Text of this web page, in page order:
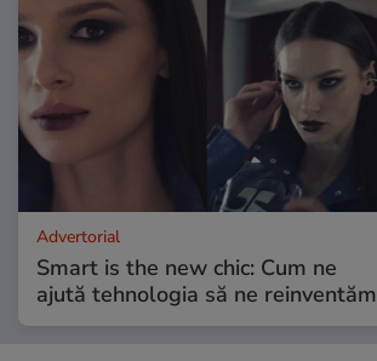
Advertorial
Smart is the new chic: Cum ne
ajută tehnologia să ne reinventăm